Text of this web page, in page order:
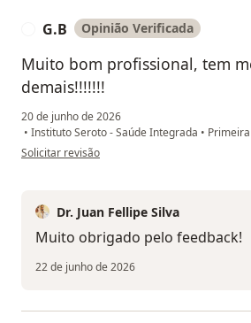
G.B Opinião Verificada
Muito bom profissional, tem
demais!!!!!!!
20 de junho de 2026
• Instituto Seroto - Saúde Integrada •
na opinião do utilizador G.B
Solicitar revisão
Dr. Juan Fellipe Silva
Muito obrigado pelo feedback!
22 de junho de 2026